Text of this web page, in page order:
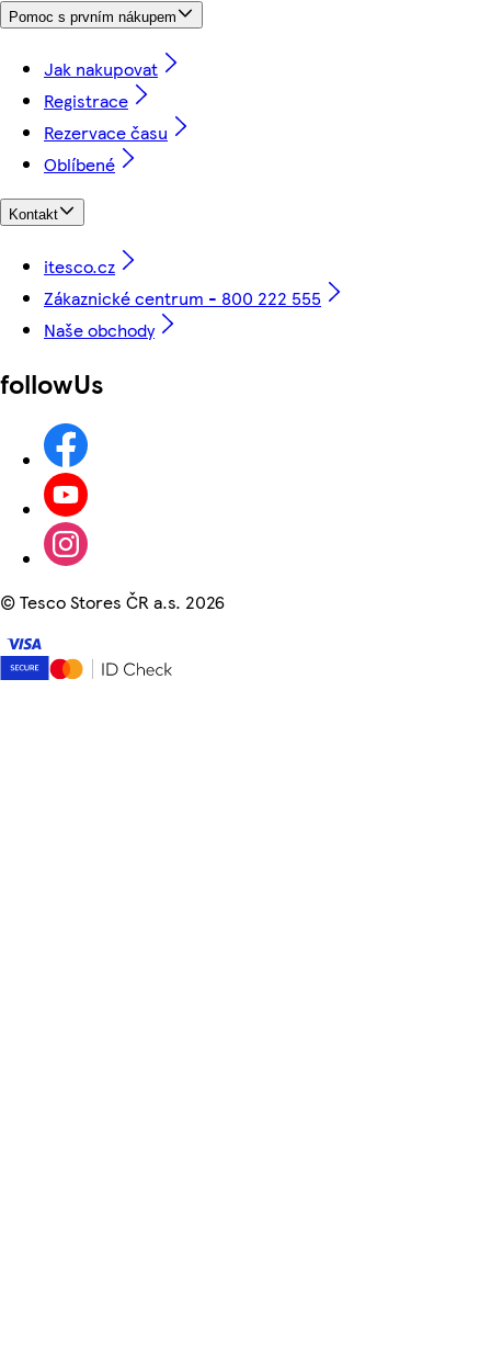
Pomoc s prvním nákupem
Jak nakupovat
Registrace
Rezervace času
Oblíbené
Kontakt
itesco.cz
Zákaznické centrum - 800 222 555
Naše obchody
followUs
©Tesco Stores ČR a.s. 2026